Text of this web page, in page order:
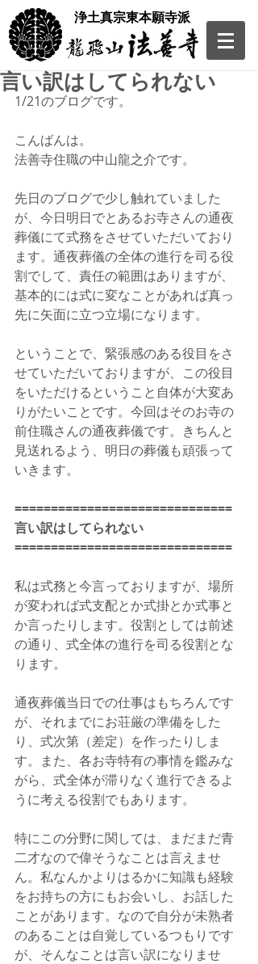
​浄土真宗東本願寺派
言い訳はしてられない
1/21のブログです。
こんばんは。
法善寺住職の中山龍之介です。
先日のブログで少し触れていました
が、今日明日でとあるお寺さんの通夜
葬儀にて式務をさせていただいており
ます。通夜葬儀の全体の進行を司る役
割でして、責任の範囲はありますが、
基本的には式に変なことがあれば真っ
先に矢面に立つ立場になります。
ということで、緊張感のある役目をさ
せていただいておりますが、この役目
をいただけるということ自体が大変あ
りがたいことです。今回はそのお寺の
前住職さんの通夜葬儀です。きちんと
見送れるよう、明日の葬儀も頑張って
いきます。
==============================
言い訳はしてられない
==============================
私は式務と今言っておりますが、場所
が変われば式支配とか式掛とか式事と
か言ったりします。役割としては前述
の通り、式全体の進行を司る役割とな
ります。
通夜葬儀当日での仕事はもちろんです
が、それまでにお荘厳の準備をした
り、式次第（差定）を作ったりしま
す。また、各お寺特有の事情を鑑みな
がら、式全体が滞りなく進行できるよ
うに考える役割でもあります。
特にこの分野に関しては、まだまだ青
二才なので偉そうなことは言えませ
ん。私なんかよりはるかに知識も経験
をお持ちの方にもお会いし、お話した
ことがあります。なので自分が未熟者
のあることは自覚しているつもりです
が、そんなことは言い訳になりませ